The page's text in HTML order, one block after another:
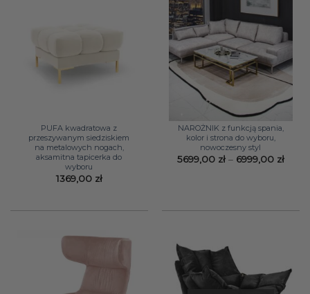
PUFA kwadratowa z
przeszywanym siedziskiem
na metalowych nogach,
aksamitna tapicerka do
wyboru
1369,00 zł
NAROŻNIK z funkcją spania,
kolor i strona do wyboru,
nowoczesny styl
5699,00 zł – 6999,00 zł